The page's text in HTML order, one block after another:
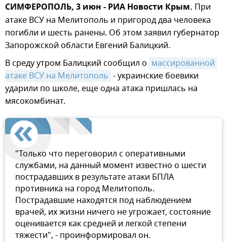
СИМФЕРОПОЛЬ, 3 июн - РИА Новости Крым. При
атаке ВСУ на Мелитополь и пригород два человека
погибли и шесть ранены. Об этом заявил губернатор
Запорожской области Евгений Балицкий.
В среду утром Балицкий сообщил о массированной
атаке ВСУ на Мелитополь - украинские боевики
ударили по школе, еще одна атака пришлась на
мясокомбинат.
"Только что переговорил с оперативными
службами, на данный момент известно о шести
пострадавших в результате атаки БПЛА
противника на город Мелитополь.
Пострадавшие находятся под наблюдением
врачей, их жизни ничего не угрожает, состояние
оценивается как средней и легкой степени
тяжести", - проинформировал он.